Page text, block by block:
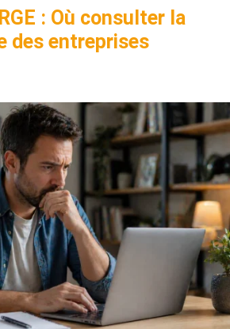
: Où consulter la
des entreprises